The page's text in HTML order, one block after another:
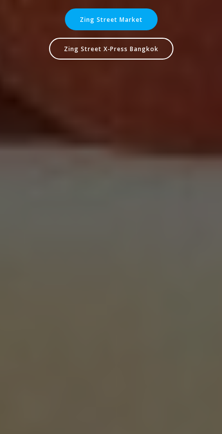
Zing Street Market
Zing Street X-Press Bangkok